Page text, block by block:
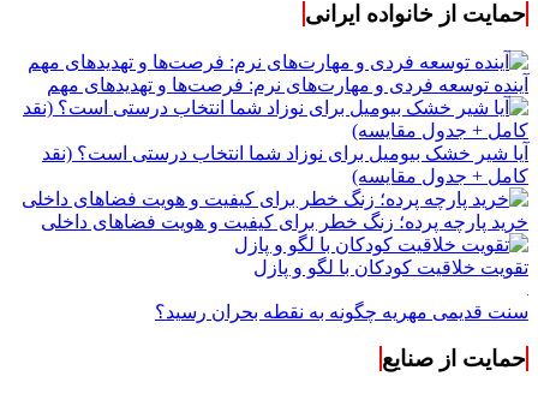
حمایت از خانواده ایرانی
آینده توسعه فردی و مهارت‌های نرم: فرصت‌ها و تهدیدهای مهم
آیا شیر خشک بیومیل برای نوزاد شما انتخاب درستی است؟ (نقد
کامل + جدول مقایسه)
خرید پارچه پرده؛ زنگ خطر برای کیفیت و هویت فضاهای داخلی
تقویت خلاقیت کودکان با لگو و پازل
سنت قدیمی مهریه چگونه به نقطه بحران رسید؟
حمایت از صنایع